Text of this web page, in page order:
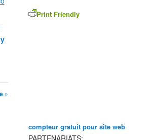
»
Print Friendly
compteur gratuit pour site web
PARTENARIATS: